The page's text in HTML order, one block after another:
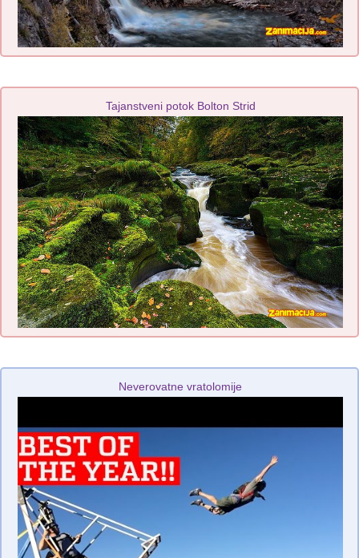
Tajanstveni potok Bolton Strid
Neverovatne vratolomije